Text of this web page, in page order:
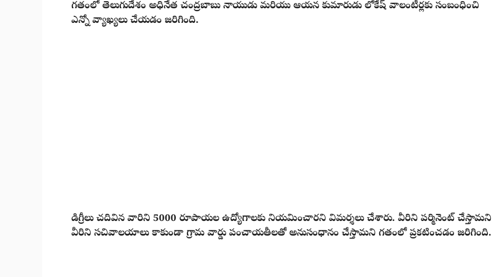
గతంలో తెలుగుదేశం అధినేత చంద్రబాబు నాయుడు మరియు ఆయన కుమారుడు లోకేష్ వాలంటీర్లకు సంబంధించి
ఎన్నో వ్యాఖ్యలు చేయడం జరిగింది.
డిగ్రీలు చదివిన వారిని 5000 రూపాయల ఉద్యోగాలకు నియమించారని విమర్శలు చేశారు. వీరిని పర్మినెంట్ చేస్తామని
వీరిని సచివాలయాలు కాకుండా గ్రామ వార్డు పంచాయతీలతో అనుసంధానం చేస్తామని గతంలో ప్రకటించడం జరిగింది.